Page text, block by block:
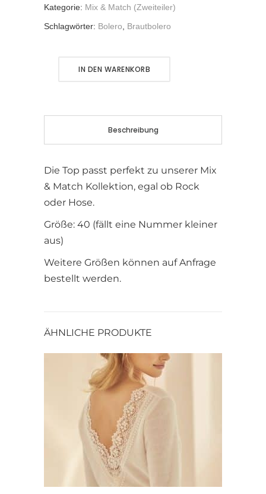
Kategorie: Mix & Match (Zweiteiler)
Schlagwörter: Bolero Brautbolero
IN DEN WARENKORB
Beschreibung
Die Top passt perfekt zu unserer Mix
& Match Kollektion, egal ob Rock
oder Hose.
Größe: 40 (fällt eine Nummer kleiner
aus)
Weitere Größen können auf Anfrage
bestellt werden.
ÄHNLICHE PRODUKTE